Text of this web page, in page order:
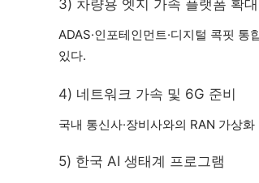
3) 차량용 엣지 가속 플랫폼 확대
ADAS·인포테인먼트·디지털 콕핏
있다.
4) 네트워크 가속 및 6G 준비
국내 통신사·장비사와의 RAN 가상
5) 한국 AI 생태계 프로그램